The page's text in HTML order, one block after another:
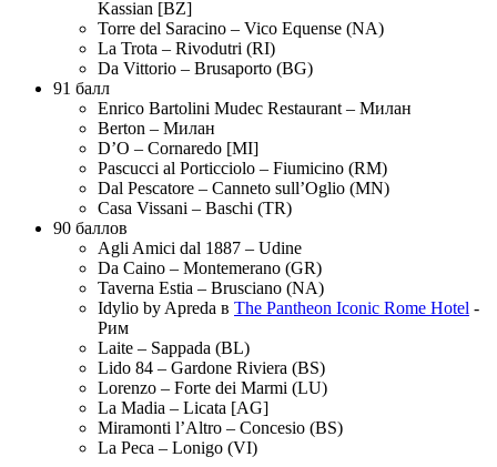
Kassian [BZ]
Torre del Saracino – Vico Equense (NA)
La Trota – Rivodutri (RI)
Da Vittorio – Brusaporto (BG)
91 балл
Enrico Bartolini Mudec Restaurant – Милан
Berton – Милан
D’O – Cornaredo [MI]
Pascucci al Porticciolo – Fiumicino (RM)
Dal Pescatore – Canneto sull’Oglio (MN)
Casa Vissani – Baschi (TR)
90 баллов
Agli Amici dal 1887 – Udine
Da Caino – Montemerano (GR)
Taverna Estia – Brusciano (NA)
Idylio by Apreda в The Pantheon Iconic Rome Hotel -
Рим
Laite – Sappada (BL)
Lido 84 – Gardone Riviera (BS)
Lorenzo – Forte dei Marmi (LU)
La Madia – Licata [AG]
Miramonti l’Altro – Concesio (BS)
La Peca – Lonigo (VI)